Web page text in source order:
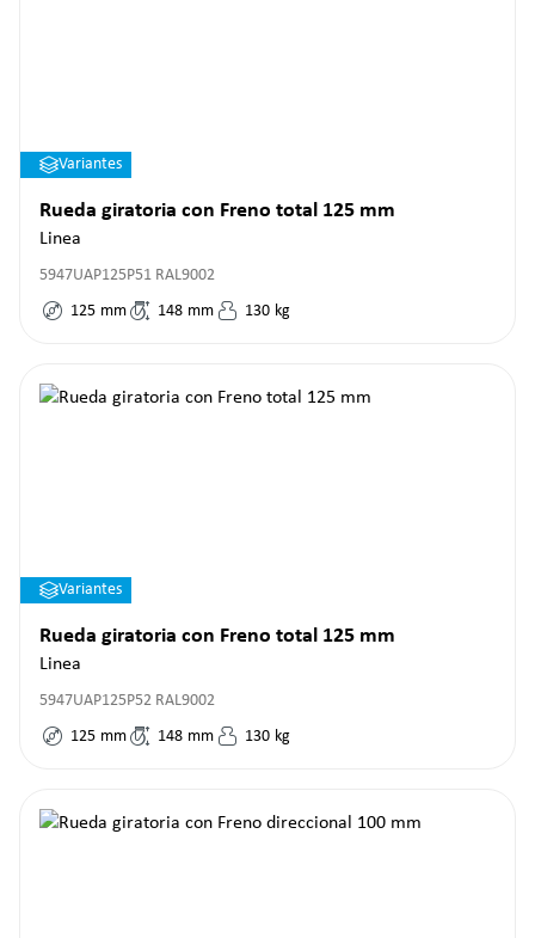
Variantes
Rueda giratoria con Freno total 125 mm
Linea
5947UAP125P51 RAL9002
125 mm 148 mm 130 kg
Variantes
Rueda giratoria con Freno total 125 mm
Linea
5947UAP125P52 RAL9002
125 mm 148 mm 130 kg